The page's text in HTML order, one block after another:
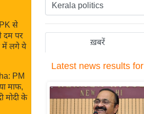
से
पर
में लगे ये
PM
माफ,
मोदी के
ख़बरें
Latest news results for